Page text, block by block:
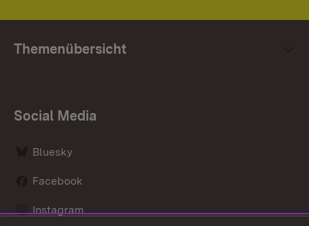
Themenübersicht
Social Media
Bluesky
Facebook
Instagram